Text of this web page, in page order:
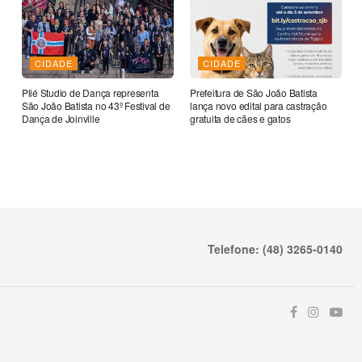
CIDADE
Plié Studio de Dança representa
São João Batista no 43º Festival de
Dança de Joinville
CIDADE
Prefeitura de São João Batista
lança novo edital para castração
gratuita de cães e gatos
Telefone: (48) 3265-0140